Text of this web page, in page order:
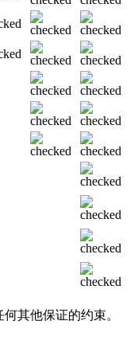
其他保证的约束。